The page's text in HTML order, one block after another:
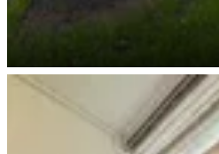
Trinkwasser Stationen